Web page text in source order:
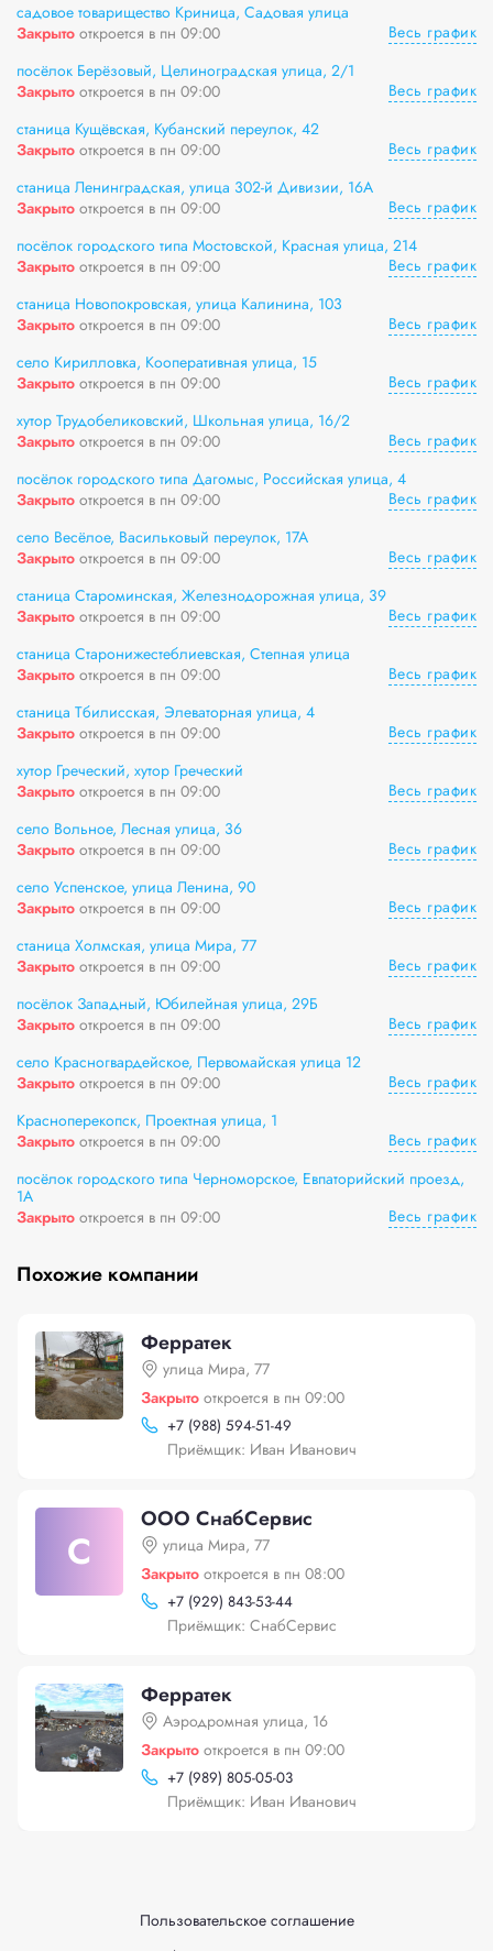
садовое товарищество Криница, Садовая улица
Закрыто откроется в пн 09:00
Весь график
посёлок Берёзовый, Целиноградская улица, 2/1
Закрыто откроется в пн 09:00
Весь график
станица Кущёвская, Кубанский переулок, 42
Закрыто откроется в пн 09:00
Весь график
станица Ленинградская, улица 302-й Дивизии, 16А
Закрыто откроется в пн 09:00
Весь график
посёлок городского типа Мостовской, Красная улица, 214
Закрыто откроется в пн 09:00
Весь график
станица Новопокровская, улица Калинина, 103
Закрыто откроется в пн 09:00
Весь график
село Кирилловка, Кооперативная улица, 15
Закрыто откроется в пн 09:00
Весь график
хутор Трудобеликовский, Школьная улица, 16/2
Закрыто откроется в пн 09:00
Весь график
посёлок городского типа Дагомыс, Российская улица, 4
Закрыто откроется в пн 09:00
Весь график
село Весёлое, Васильковый переулок, 17А
Закрыто откроется в пн 09:00
Весь график
станица Староминская, Железнодорожная улица, 39
Закрыто откроется в пн 09:00
Весь график
станица Старонижестеблиевская, Степная улица
Закрыто откроется в пн 09:00
Весь график
станица Тбилисская, Элеваторная улица, 4
Закрыто откроется в пн 09:00
Весь график
хутор Греческий, хутор Греческий
Закрыто откроется в пн 09:00
Весь график
село Вольное, Лесная улица, 36
Закрыто откроется в пн 09:00
Весь график
село Успенское, улица Ленина, 90
Закрыто откроется в пн 09:00
Весь график
станица Холмская, улица Мира, 77
Закрыто откроется в пн 09:00
Весь график
посёлок Западный, Юбилейная улица, 29Б
Закрыто откроется в пн 09:00
Весь график
село Красногвардейское, Первомайская улица 12
Закрыто откроется в пн 09:00
Весь график
Красноперекопск, Проектная улица, 1
Закрыто откроется в пн 09:00
Весь график
посёлок городского типа Черноморское, Евпаторийский проезд,
1А
Закрыто откроется в пн 09:00 Весь график
Похожие компании
Ферратек
улица Мира, 77
Закрыто откроется в пн 09:00
+7 (988) 594-51-49
Приёмщик: Иван Иванович
С
ООО СнабСервис
улица Мира, 77
Закрыто откроется в пн 08:00
+7 (929) 843-53-44
Приёмщик: СнабСервис
Ферратек
Аэродромная улица, 16
Закрыто откроется в пн 09:00
+7 (989) 805-05-03
Приёмщик: Иван Иванович
Пользовательское соглашение